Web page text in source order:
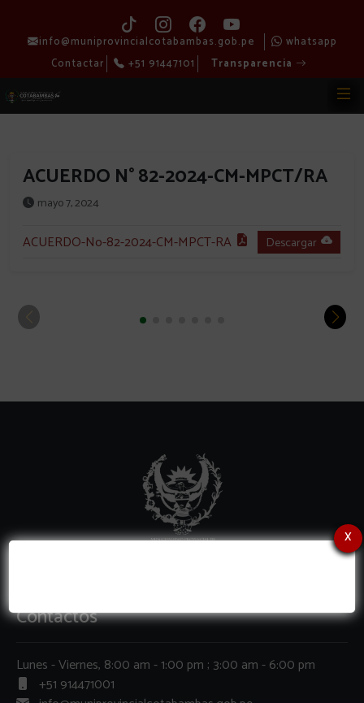
info@muniprovincialcotabambas.gob.pe
whatsapp
Contactar
+51 91447101 Transparencia
ACUERDO N° 82-2024-CM-MPCT/RA
mayo 7, 2024
ACUERDO-No-82-2024-CM-MPCT-RA Descargar
x
Contactos
Lunes - Viernes, 8:00 am - 1:00 pm ; 3:00 am - 6:00 pm
+51 914471001